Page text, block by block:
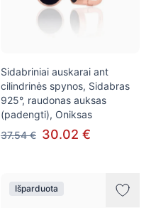
Sidabriniai auskarai ant
cilindrinės spynos, Sidabras
925°, raudonas auksas
(padengti), Oniksas
37.54 € 30.02 €
Išparduota